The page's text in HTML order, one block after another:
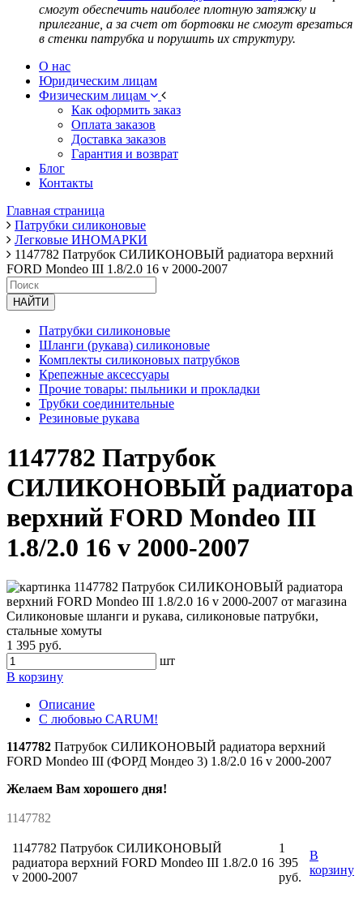
смогут обеспечить наиболее плотную затяжку и
прилегание, а за счет от бортовки не смогут врезаться
в стенки патрубка и порушить их структуру.
О нас
Юридическим лицам
Физическим лицам
Как оформить заказ
Оплата заказов
Доставка заказов
Гарантия и возврат
Блог
Контакты
Главная страница
Патрубки силиконовые
Легковые ИНОМАРКИ
1147782 Патрубок СИЛИКОНОВЫЙ радиатора верхний
FORD Mondeo III 1.8/2.0 16 v 2000-2007
НАЙТИ
Патрубки силиконовые
Шланги (рукава) силиконовые
Комплекты силиконовых патрубков
Крепежные аксессуары
Прочие товары: пыльники и прокладки
Трубки соединительные
Резиновые рукава
1147782 Патрубок
СИЛИКОНОВЫЙ радиатора
верхний FORD Mondeo III
1.8/2.0 16 v 2000-2007
1 395 руб.
шт
В корзину
Описание
С любовью CARUM!
1147782 Патрубок СИЛИКОНОВЫЙ радиатора верхний
FORD Mondeo III (ФОРД Мондео 3) 1.8/2.0 16 v 2000-2007
Желаем Вам хорошего дня!
1147782
1147782 Патрубок СИЛИКОНОВЫЙ
радиатора верхний FORD Mondeo III 1.8/2.0 16
v 2000-2007
1
395
руб.
В
корзину